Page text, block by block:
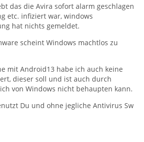
das die Avira sofort alarm geschlagen
etc. infiziert war, windows
hat nichts gemeldet.
scheint Windows machtlos zu
mit Android13 habe ich auch keine
dieser soll und ist auch durch
von Windows nicht behaupten kann.
Du und ohne jegliche Antivirus Sw